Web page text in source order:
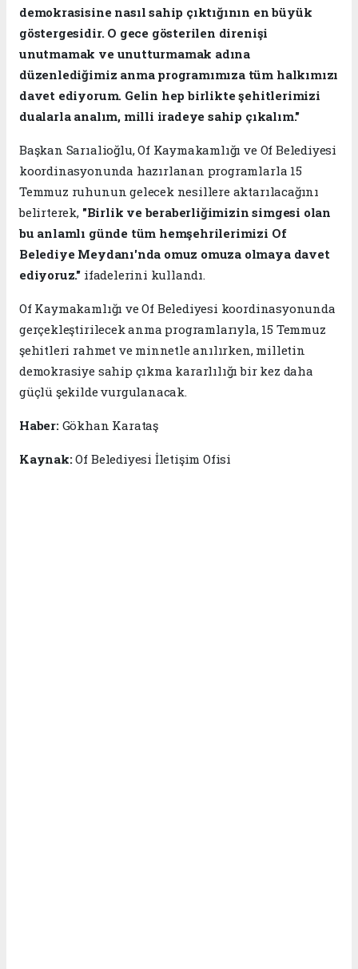
demokrasisine nasıl sahip çıktığının en büyük
göstergesidir. O gece gösterilen direnişi
unutmamak ve unutturmamak adına
düzenlediğimiz anma programımıza tüm halkımızı
davet ediyorum. Gelin hep birlikte şehitlerimizi
dualarla analım, milli iradeye sahip çıkalım."
Başkan Sarıalioğlu, Of Kaymakamlığı ve Of Belediyesi
koordinasyonunda hazırlanan programlarla 15
Temmuz ruhunun gelecek nesillere aktarılacağını
belirterek, "Birlik ve beraberliğimizin simgesi olan
bu anlamlı günde tüm hemşehrilerimizi Of
Belediye Meydanı'nda omuz omuza olmaya davet
ediyoruz." ifadelerini kullandı.
Of Kaymakamlığı ve Of Belediyesi koordinasyonunda
gerçekleştirilecek anma programlarıyla, 15 Temmuz
şehitleri rahmet ve minnetle anılırken, milletin
demokrasiye sahip çıkma kararlılığı bir kez daha
güçlü şekilde vurgulanacak.
Haber: Gökhan Karataş
Kaynak:Of Belediyesi İletişim Ofisi